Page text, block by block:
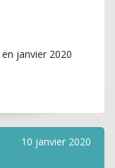
en janvier 2020
10 janvier 2020